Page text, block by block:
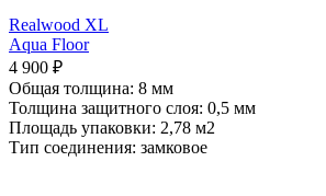
Realwood XL
Aqua Floor
4 900 ₽
Общая толщина: 8 мм
Толщина защитного слоя: 0,5 мм
Площадь упаковки: 2,78 м2
Тип соединения: замковое